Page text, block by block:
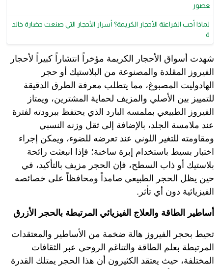
عصور
لماذا أحب الفراعنة الأحجار الكريمة؟ أسرار الأحجار التي صنعت حضارة خالد
ة
شهدت أسواق الأحجار الكريمة مؤخراً انتشاراً كبيراً لأحجار
الفيروز المقلدة والمصنوعة من البلاستيك أو حجر
الهادوليت المصبوغ، مما يتطلب معرفة الطرق الدقيقة
للتمييز بين الأصلي والمزيف لحماية المشترين، ويمتاز
الفيروز الطبيعي بملمسه البارد الذي يحتفظ ببرودته لفترة
عند ملامسة الجلد، بالإضافة إلى ثقل وزنه النسبي
ومقاومته للتغير اللوني عند تعرضه للضوء، ويمكن إجراء
اختبار بسيط باستخدام إبرة ساخنة؛ فإذا انبعثت رائحة
بلاستيك أو ذاب السطح، فإن الحجر مزيف بالتأكيد، في
حين يظل الحجر الطبيعي صامداً ومحافظاً على خصائصه
الفيزيائية دون أي تأثر.
أساطير الطاقة والعلاج الفيزيائي المرتبطة بالحجر الأزرق
تحيط بحجر الفيروز هالة ضخمة من الأساطير والمعتقدات
المرتبطة بعلم الطاقة والتناغم الروحي عبر الثقافات
المختلفة، حيث يعتقد الكثيرون أن هذا الحجر يمتلك القدرة